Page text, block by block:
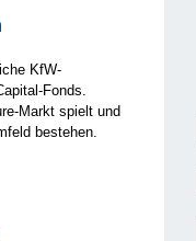
KfW-
Fonds.
Markt spielt und
bestehen.